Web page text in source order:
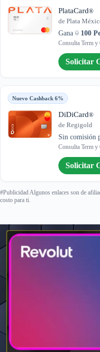
PlataCard®
de Plata
Gana 0 100
Consulta Term y
Solicitar
Nuevo Cashback 6%
DiDiCard®
de Regigold
Sin comisión
Consulta Term y
Solicitar
#Publicidad Algunos enlaces son de
costo para ti.